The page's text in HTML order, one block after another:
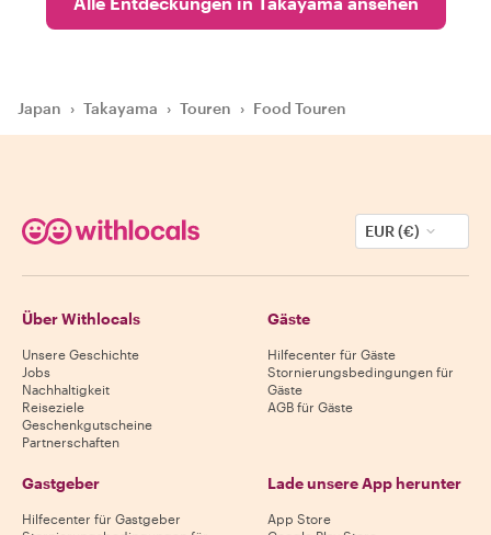
Japan › Takayama › Touren › Food Touren
EUR (€)
Über Withlocals
Unsere Geschichte
Jobs
Nachhaltigkeit
Reiseziele
Geschenkgutscheine
Partnerschaften
Gäste
Hilfecenter für Gäste
Stornierungsbedingungen für
Gäste
AGB für Gäste
Gastgeber
Hilfecenter für Gastgeber
Lade unsere App herunter
App Store